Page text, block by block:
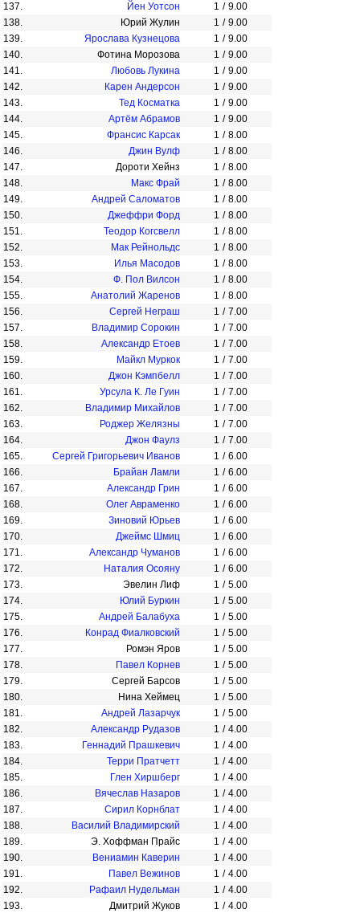
137.
Йен Уотсон 1 / 9.00
138.
Юрий Жулин 1 / 9.00
139.
Ярослава Кузнецова 1 / 9.00
140.
Фотина Морозова 1 / 9.00
141.
Любовь Лукина 1 / 9.00
142.
Карен Андерсон 1 / 9.00
143.
Тед Косматка 1 / 9.00
144.
Артём Абрамов 1 / 9.00
145.
Франсис Карсак 1 / 8.00
146.
Джин Вулф 1 / 8.00
147.
Дороти Хейнз 1 / 8.00
148.
Макс Фрай 1 / 8.00
149.
Андрей Саломатов 1 / 8.00
150.
Джеффри Форд 1 / 8.00
151.
Теодор Когсвелл 1 / 8.00
152.
Мак Рейнольдс 1 / 8.00
153.
Илья Масодов 1 / 8.00
154.
Ф. Пол Вилсон 1 / 8.00
155.
Анатолий Жаренов 1 / 8.00
156.
Сергей Неграш 1 / 7.00
157.
Владимир Сорокин 1 / 7.00
158.
Александр Етоев 1 / 7.00
159.
Майкл Муркок 1 / 7.00
160.
Джон Кэмпбелл 1 / 7.00
161.
Урсула К. Ле Гуин 1 / 7.00
162.
Владимир Михайлов 1 / 7.00
163.
Роджер Желязны 1 / 7.00
164.
Джон Фаулз 1 / 7.00
165.
Сергей Григорьевич Иванов 1 / 6.00
166.
Брайан Ламли 1 / 6.00
167.
Александр Грин 1 / 6.00
168.
Олег Авраменко 1 / 6.00
169.
Зиновий Юрьев 1 / 6.00
170.
Джеймс Шмиц 1 / 6.00
171.
Александр Чуманов 1 / 6.00
172.
Наталия Осояну 1 / 6.00
173.
Эвелин Лиф 1 / 5.00
174.
Юлий Буркин 1 / 5.00
175.
Андрей Балабуха 1 / 5.00
176.
Конрад Фиалковский 1 / 5.00
177.
Ромэн Яров 1 / 5.00
178.
Павел Корнев 1 / 5.00
179.
Сергей Барсов 1 / 5.00
180.
Нина Хеймец 1 / 5.00
181.
Андрей Лазарчук 1 / 5.00
182.
Александр Рудазов 1 / 4.00
183.
Геннадий Прашкевич 1 / 4.00
184.
Терри Пратчетт 1 / 4.00
185.
Глен Хиршберг 1 / 4.00
186.
Вячеслав Назаров 1 / 4.00
187.
Сирил Корнблат 1 / 4.00
188.
Василий Владимирский 1 / 4.00
189.
Э. Хоффман Прайс 1 / 4.00
190.
Вениамин Каверин 1 / 4.00
191.
Павел Вежинов 1 / 4.00
192.
Рафаил Нудельман 1 / 4.00
193.
Дмитрий Жуков 1 / 4.00